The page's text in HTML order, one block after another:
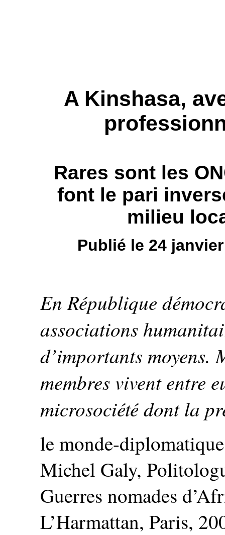
A Kinshasa,
Rares sont les
font le pari
milieu
Publié le 24
En République
associations
d’importants moyens.
membres vivent entre
microsociété dont la
le monde-
Michel Galy,
Guerres nomades
L’Harmattan, Paris,